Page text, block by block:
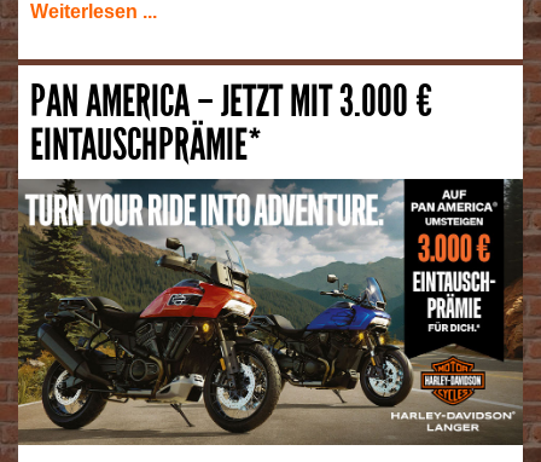
Weiterlesen ...
PAN AMERICA – JETZT MIT 3.000 €
EINTAUSCHPRÄMIE*